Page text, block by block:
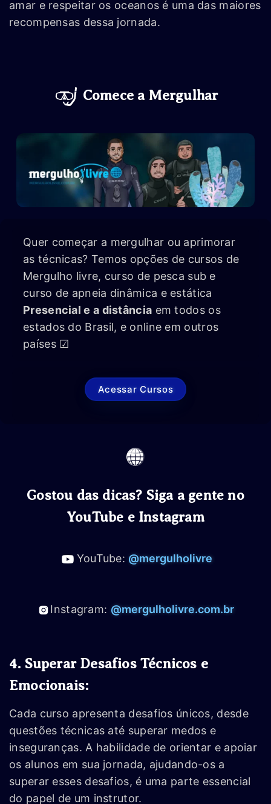
amar e respeitar os oceanos é uma das maiores
recompensas dessa jornada.
Comece a Mergulhar
Quer começar a mergulhar ou aprimorar
as técnicas? Temos opções de cursos de
Mergulho livre, curso de pesca sub e
curso de apneia dinâmica e estática
Presencial e a distância em todos os
estados do Brasil, e online em outros
países ☑
Acessar Cursos
Gostou das dicas? Siga a gente no
YouTube e Instagram
YouTube: @mergulholivre
Instagram: @mergulholivre.com.br
4. Superar Desafios Técnicos e
Emocionais:
Cada curso apresenta desafios únicos, desde
questões técnicas até superar medos e
inseguranças. A habilidade de orientar e apoiar
os alunos em sua jornada, ajudando-os a
superar esses desafios, é uma parte essencial
do papel de um instrutor.